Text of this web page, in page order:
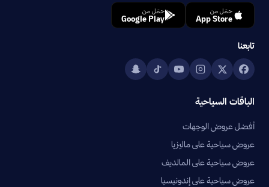
حمّل من
App Store
حمّل من
Google Play
تابعنا
الباقات السياحية
أفضل عروض الوجهات
عروض سياحية على ماليزيا
عروض سياحية على المالديف
عروض سياحية على إندونيسيا